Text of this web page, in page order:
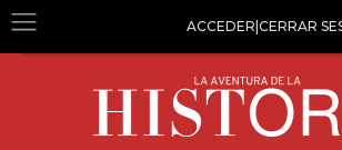
ACCEDER|CERRAR